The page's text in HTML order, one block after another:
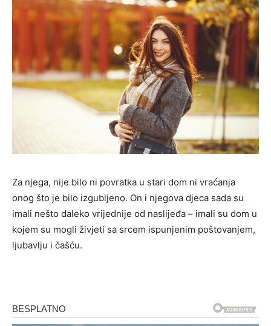
Za njega, nije bilo ni povratka u stari dom ni vraćanja
onog što je bilo izgubljeno. On i njegova djeca sada su
imali nešto daleko vrijednije od naslijeđa – imali su dom u
kojem su mogli živjeti sa srcem ispunjenim poštovanjem,
ljubavlju i čašću.